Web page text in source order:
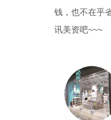
钱，也不在乎
讯美资吧~~~